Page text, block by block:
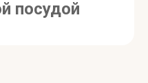
посудой